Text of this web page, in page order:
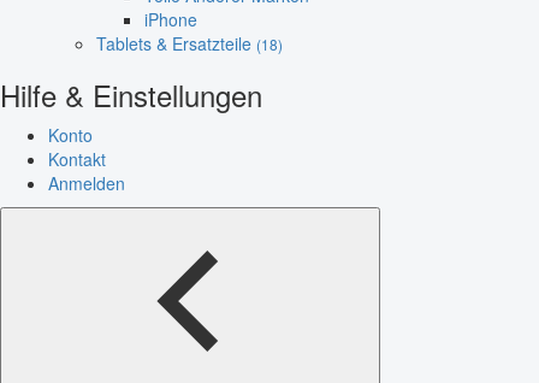
iPhone
Tablets & Ersatzteile (18)
Hilfe & Einstellungen
Konto
Kontakt
Anmelden